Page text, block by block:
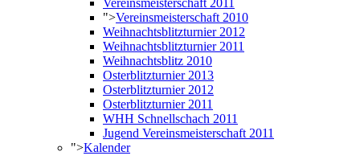
">Vereinsmeisterschaft 2010
Weihnachtsblitzturnier 2012
Weihnachtsblitzturnier 2011
Weihnachtsblitz 2010
Osterblitzturnier 2013
Osterblitzturnier 2012
Osterblitzturnier 2011
WHH Schnellschach 2011
Jugend Vereinsmeisterschaft 2011
">Kalender